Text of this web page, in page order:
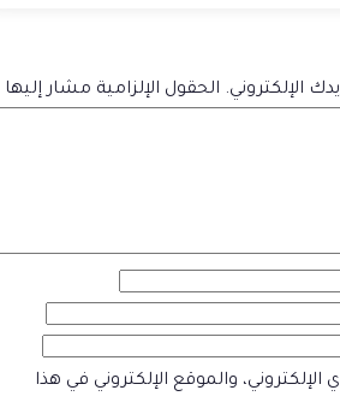
الإلكتروني. الحقول الإلزامية مشار إليها
والموقع الإلكتروني في هذا